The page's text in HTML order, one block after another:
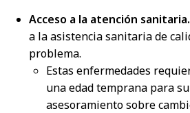
Acceso a la atención sanitaria.
a la asistencia sanitaria de
problema.
Estas enfermedades
una edad temprana para
asesoramiento sobre